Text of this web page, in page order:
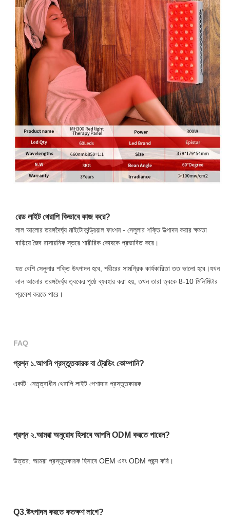
রেড লাইট থেরাপি কিভাবে কাজ করে?
লাল আলোর তরঙ্গদৈর্ঘ্য মাইটোকন্ড্রিয়াল ফাংশন - সেলুলার শক্তি উত্পাদন করার ক্ষমতা
বাড়িয়ে জৈব রাসায়নিক স্তরে শারীরিক কোষকে প্রভাবিত করে।
যত বেশি সেলুলার শক্তি উৎপাদন হবে, শরীরের সামগ্রিক কার্যকারিতা তত ভালো হবে।যখন
লাল আলোর তরঙ্গদৈর্ঘ্য ত্বকের পৃষ্ঠে ব্যবহার করা হয়, তখন তারা ত্বকে 8-10 মিলিমিটার
প্রবেশ করতে পারে।
FAQ
প্রশ্ন ১.আপনি প্রস্তুতকারক বা ট্রেডিং কোম্পানি?
একটি: নেতৃত্বাধীন থেরাপি লাইট পেশাদার প্রস্তুতকারক.
প্রশ্ন ২.আমরা অনুরোধ হিসাবে আপনি ODM করতে পারেন?
উত্তর: আমরা প্রস্তুতকারক হিসাবে OEM এবং ODM পছন্দ করি।
Q3.উৎপাদন করতে কতক্ষণ লাগে?